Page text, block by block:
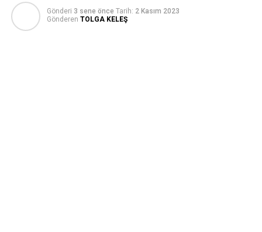
Gönderi 3 sene önce Tarih: 2 Kasım 2023
Gönderen TOLGA KELEŞ